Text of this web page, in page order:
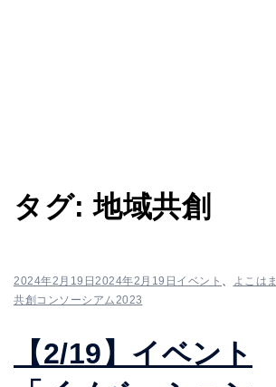
タグ:地域共創
2024年2月19日2024年2月19日 イベント 、
よこはま
共創コンソーシアム2023
【2/19】イベント